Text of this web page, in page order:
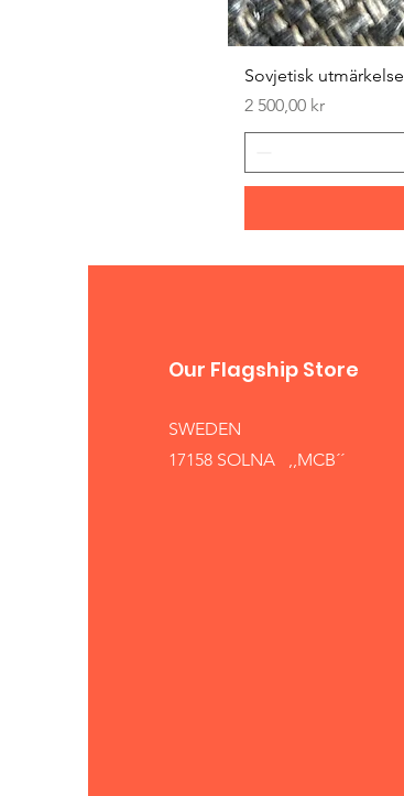
Sovjetisk
Pris
2 500,00 kr
Our Flagship Store
SWEDEN
17158 SOLNA ,,MCB´´